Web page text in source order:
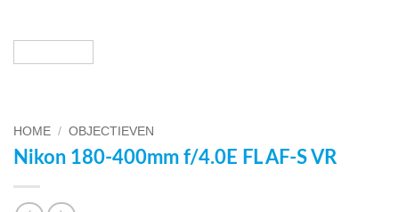
HOME / OBJECTIEVEN
Nikon 180-400mm f/4.0E FL AF-S VR